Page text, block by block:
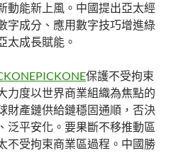
動能新上風。中國提出亞太經
字成分、應用數字技巧增進綠
太成長賦能。
PICKONE保護不受拘束
力度以世界商業組織為焦點的
財產鏈供給鏈穩固通順，否決
泛平安化。要果斷不移推動區
不受拘束商業區過程。中國勝